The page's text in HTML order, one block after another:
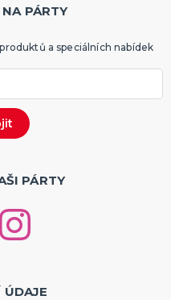
PÁRTY
a speciálních nabídek
PÁRTY